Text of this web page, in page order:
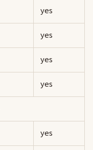
yes
yes
yes
yes
yes